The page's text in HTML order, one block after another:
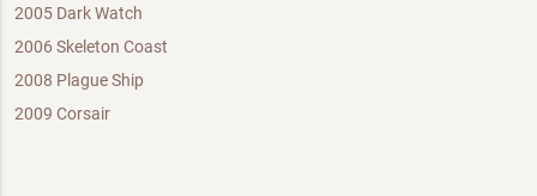
2005 Dark Watch
2006 Skeleton Coast
2008 Plague Ship
2009 Corsair